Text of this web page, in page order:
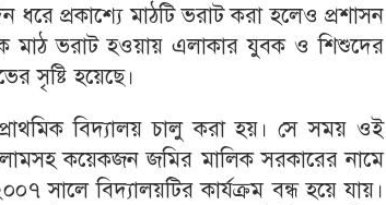
প্রকাশ্যে মাঠটি ভরাট করা হলেও প্রশাসন
মাঠ ভরাট হওয়ায় এলাকার যুবক ও শিশুদের
সৃষ্টি হয়েছে।
প্রাথমিক বিদ্যালয় চালু করা হয়। সে সময় ওই
কয়েকজন জমির মালিক সরকারের নামে
সালে বিদ্যালয়টির কার্যক্রম বন্ধ হয়ে যায়।